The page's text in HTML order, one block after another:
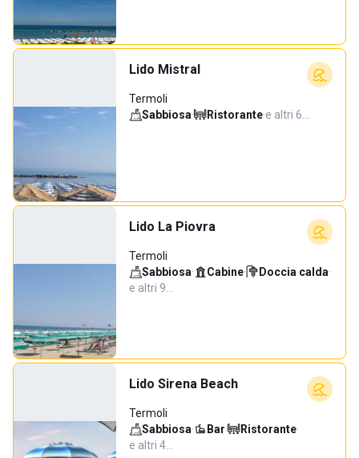
Lido Mistral
Termoli
Sabbiosa· Ristorante·e altri 6…
Lido La Piovra
Termoli
Sabbiosa· Cabine· Doccia calda·
e altri 9…
Lido Sirena Beach
Termoli
Sabbiosa· Bar· Ristorante·
e altri 4…